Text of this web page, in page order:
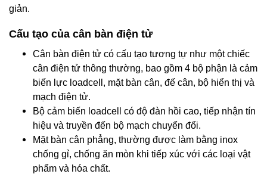
giản.
Cấu tạo của cân bàn điện tử
Cân bàn điện tử có cấu tạo tương tự như một chiếc
cân điện tử thông thường, bao gồm 4 bộ phận là cảm
biến lực loadcell, mặt bàn cân, đế cân, bộ hiển thị và
mạch điện tử.
Bộ cảm biến loadcell có độ đàn hồi cao, tiếp nhận tín
hiệu và truyền đến bộ mạch chuyển đổi.
Mặt bàn cân phẳng, thường được làm bằng inox
chống gỉ, chống ăn mòn khi tiếp xúc với các loại vật
phẩm và hóa chất.